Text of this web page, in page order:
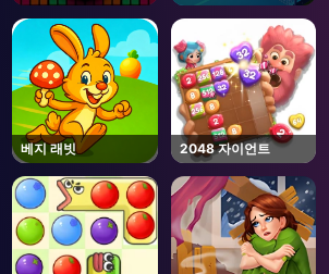
AD
베지 래빗 2048 자이언트